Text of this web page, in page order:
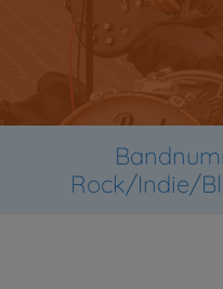
Rock/Indie/